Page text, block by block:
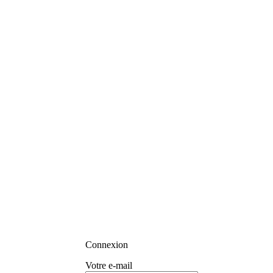
Connexion
Votre e-mail